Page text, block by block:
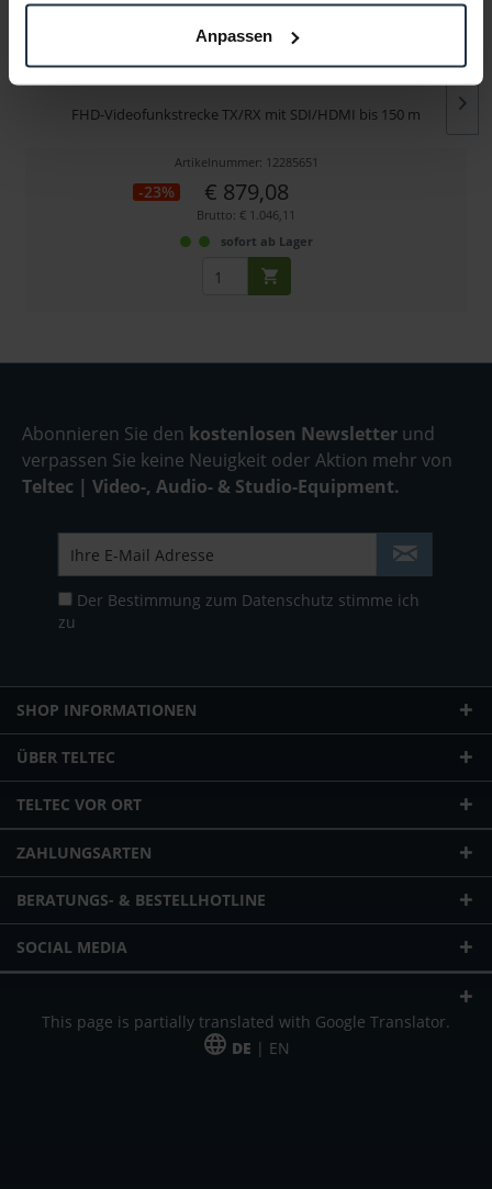
Anpassen
Swit FLOW500
FHD-Videofunkstrecke TX/RX mit SDI/HDMI bis 150 m
Artikelnummer: 12285651
-23% € 879,08
Brutto: € 1.046,11
sofort ab Lager
Abonnieren Sie den kostenlosen Newsletter und
verpassen Sie keine Neuigkeit oder Aktion mehr von
Teltec | Video-, Audio- & Studio-Equipment.
Der Bestimmung zum Datenschutz stimme ich
zu
SHOP INFORMATIONEN
ÜBER TELTEC
TELTEC VOR ORT
ZAHLUNGSARTEN
BERATUNGS- & BESTELLHOTLINE
SOCIAL MEDIA
This page is partially translated with Google Translator.
DE | EN